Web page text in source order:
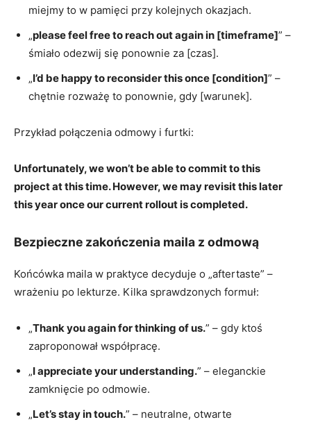
miejmy to w pamięci przy kolejnych okazjach.
„please feel free to reach out again in [timeframe]” –
śmiało odezwij się ponownie za [czas].
„I’d be happy to reconsider this once [condition]” –
chętnie rozważę to ponownie, gdy [warunek].
Przykład połączenia odmowy i furtki:
Unfortunately, we won’t be able to commit to this
project at this time. However, we may revisit this later
this year once our current rollout is completed.
Bezpieczne zakończenia maila z odmową
Końcówka maila w praktyce decyduje o „aftertaste” –
wrażeniu po lekturze. Kilka sprawdzonych formuł:
„Thank you again for thinking of us.” – gdy ktoś
zaproponował współpracę.
„I appreciate your understanding.” – eleganckie
zamknięcie po odmowie.
„Let’s stay in touch.” – neutralne, otwarte